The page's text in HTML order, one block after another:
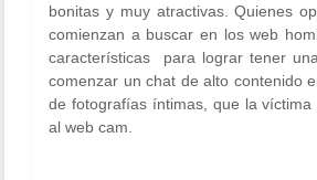
bonitas y muy atractivas. Quienes
comienzan a buscar en los web
características para lograr tener
comenzar un chat de alto contenido
de fotografías íntimas, que la víctima
al web cam.